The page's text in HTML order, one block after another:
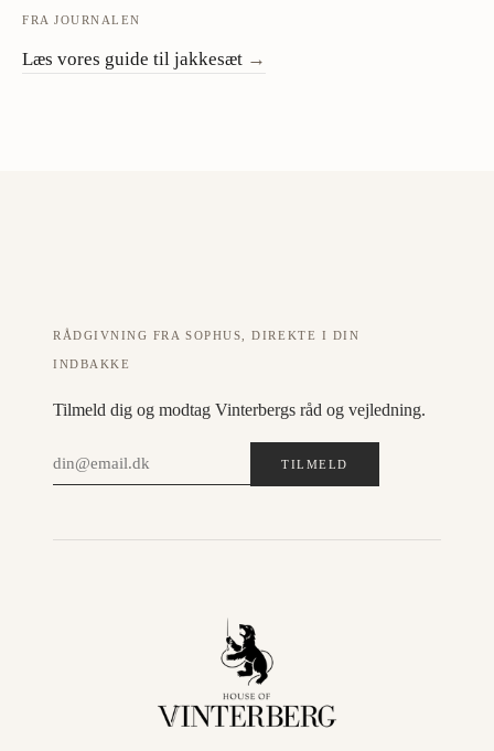
FRA JOURNALEN
Læs vores guide til jakkesæt →
RÅDGIVNING FRA SOPHUS, DIREKTE I DIN
INDBAKKE
Tilmeld dig og modtag Vinterbergs råd og vejledning.
TILMELD